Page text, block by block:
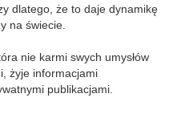
dlatego, że to daje dynamikę
na świecie.
nie karmi swych umysłów
żyje informacjami
publikacjami.